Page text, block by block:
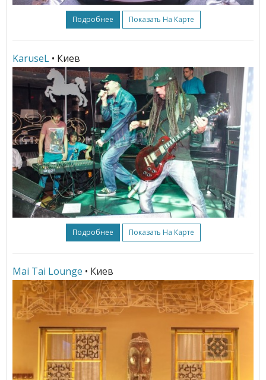
Подробнее Показать На Карте
KaruseL • Киев
Подробнее Показать На Карте
Mai Tai Lounge • Киев